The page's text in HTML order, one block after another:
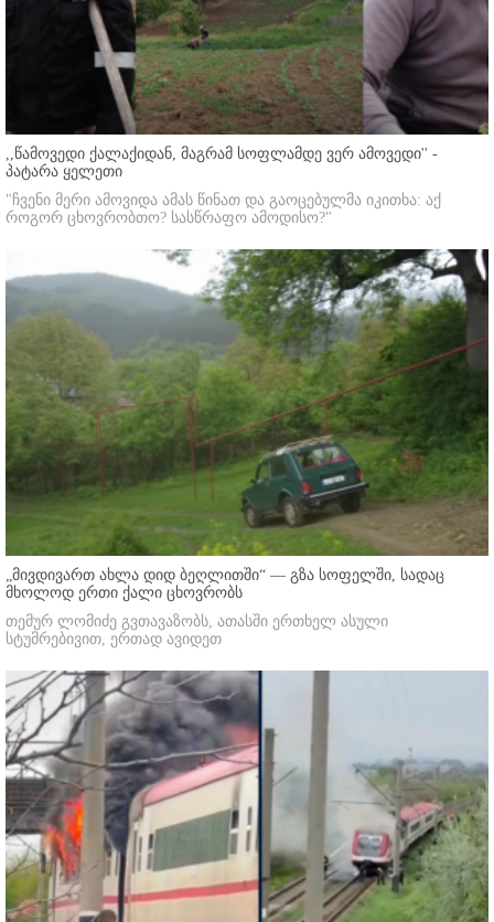
,,წამოვედი ქალაქიდან, მაგრამ სოფლამდე ვერ ამოვედი'' -
პატარა ყელეთი
"ჩვენი მერი ამოვიდა ამას წინათ და გაოცებულმა იკითხა: აქ
როგორ ცხოვრობთო? სასწრაფო ამოდისო?"
„მივდივართ ახლა დიდ ბეღლითში“ — გზა სოფელში, სადაც
მხოლოდ ერთი ქალი ცხოვრობს
თემურ ლომიძე გვთავაზობს, ათასში ერთხელ ასული
სტუმრებივით, ერთად ავიდეთ